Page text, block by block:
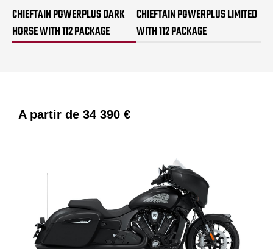
CHIEFTAIN POWERPLUS DARK
HORSE WITH 112 PACKAGE
CHIEFTAIN POWERPLUS LIMITED
WITH 112 PACKAGE
A partir de 34 390 €